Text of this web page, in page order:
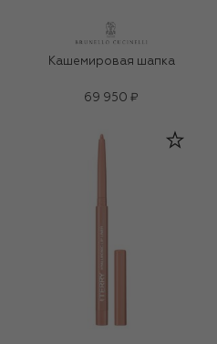
Кашемировая шапка
69 950 ₽